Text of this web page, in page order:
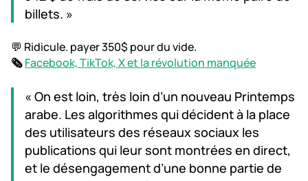
billets. »
💬 Ridicule. payer 350$ pour du vide.
🗞️Facebook, TikTok, X et la révolution manquée
« On est loin, très loin d’un nouveau Printemps
arabe. Les algorithmes qui décident à la place
des utilisateurs des réseaux sociaux les
publications qui leur sont montrées en direct,
et le désengagement d’une bonne partie de